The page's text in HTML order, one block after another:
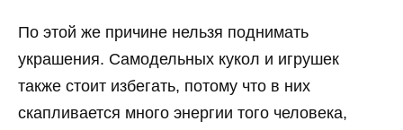
По этой же причине нельзя поднимать
украшения. Самодельных кукол и игрушек
также стоит избегать, потому что в них
скапливается много энергии того человека,